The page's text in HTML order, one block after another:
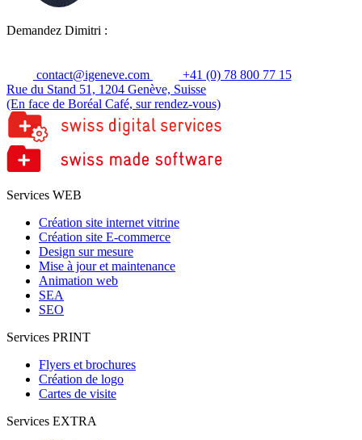
Demandez Dimitri :
contact@igeneve.com
+41 (0) 78 800 77 15
Rue du Stand 51, 1204 Genève, Suisse
(En face de Boréal Café, sur rendez-vous)
Services WEB
Création site internet vitrine
Création site E-commerce
Design sur mesure
Mise à jour et maintenance
Animation web
SEA
SEO
Services PRINT
Flyers et brochures
Création de logo
Cartes de visite
Services EXTRA